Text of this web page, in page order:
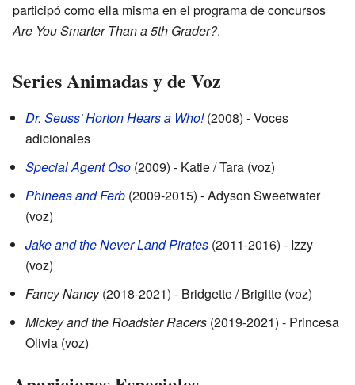
participó como ella misma en el programa de concursos
Are You Smarter Than a 5th Grader?.
Series Animadas y de Voz
Dr. Seuss' Horton Hears a Who!(2008) - Voces
adicionales
Special Agent Oso (2009) - Katie / Tara (voz)
Phineas and Ferb (2009-2015) - Adyson Sweetwater
(voz)
Jake and the Never Land Pirates (2011-2016) - Izzy
(voz)
Fancy Nancy(2018-2021) - Bridgette / Brigitte (voz)
Mickey and the Roadster Racers (2019-2021) - Princesa
Olivia (voz)